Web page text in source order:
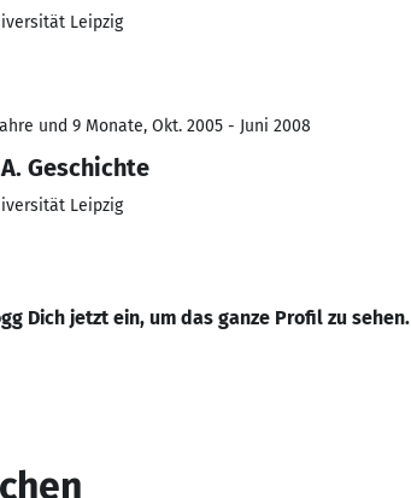
Leipzig
und 9 Monate, Okt. 2005 - Juni 2008
Geschichte
Leipzig
Dich jetzt ein, um das ganze Profil zu sehen.